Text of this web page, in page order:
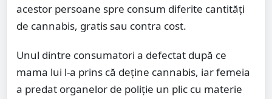
acestor persoane spre consum diferite cantităţi
de cannabis, gratis sau contra cost.
Unul dintre consumatori a defectat după ce
mama lui l-a prins că deține cannabis, iar femeia
a predat organelor de poliţie un plic cu materie